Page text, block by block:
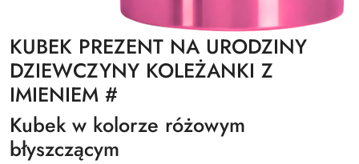
KUBEK PREZENT NA URODZINY
DZIEWCZYNY KOLEŻANKI Z
IMIENIEM #
Kubek w kolorze różowym
błyszczącym